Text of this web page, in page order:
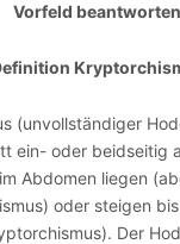
Vorfeld
(unvollständiger
ein- oder beidseitig
Abdomen liegen
oder steigen
Der